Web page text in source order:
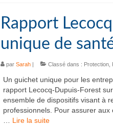
Rapport
unique de
par Sarah| Classé dans : Protection,
Un guichet unique pour les
rapport Lecocq-Dupuis-Forest
ensemble de dispositifs visant à
professionnels. Pour assurer
Lire la suite­­